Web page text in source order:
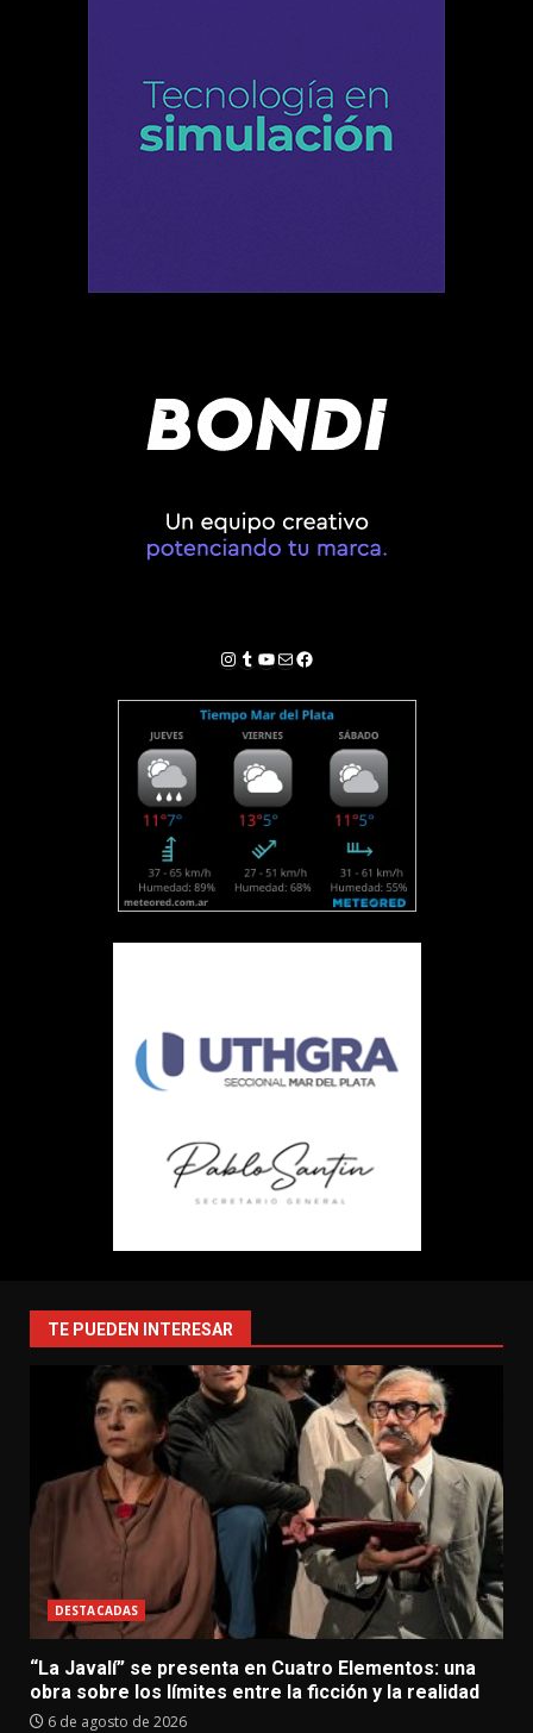
Instagram
Tumblr
YouTube
Correo electrónico
Facebook
TE PUEDEN INTERESAR
DESTACADAS
“La Javalí” se presenta en Cuatro Elementos: una
obra sobre los límites entre la ficción y la realidad
6 de agosto de 2026